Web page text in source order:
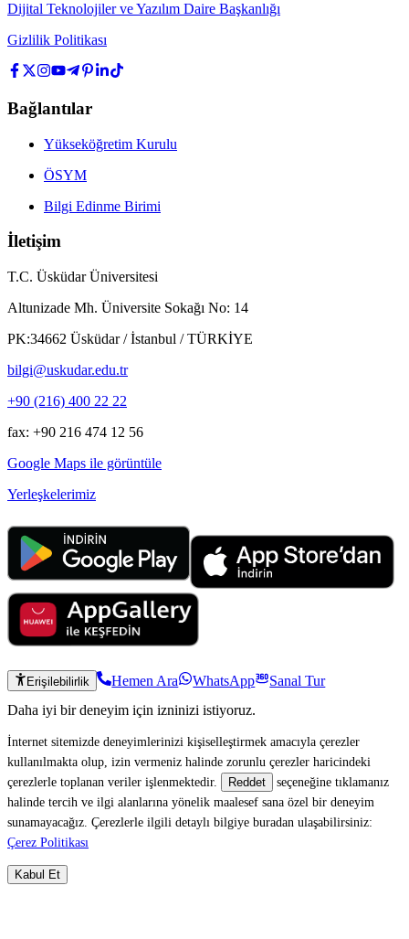
Dijital Teknolojiler ve Yazılım Daire Başkanlığı
Gizlilik Politikası
Bağlantılar
Yükseköğretim Kurulu
ÖSYM
Bilgi Edinme Birimi
İletişim
T.C. Üsküdar Üniversitesi
Altunizade Mh. Üniversite Sokağı No: 14
PK:34662 Üsküdar / İstanbul / TÜRKİYE
bilgi@uskudar.edu.tr
+90 (216) 400 22 22
fax: +90 216 474 12 56
Google Maps ile görüntüle
Yerleşkelerimiz
Erişilebilirlik Hemen Ara WhatsApp
Sanal Tur
Daha iyi bir deneyim için izninizi istiyoruz.
İnternet sitemizde deneyimlerinizi kişiselleştirmek amacıyla çerezler
kullanılmakta olup, izin vermeniz halinde zorunlu çerezler haricindeki
çerezlerle toplanan veriler işlenmektedir.
Reddet
seçeneğine tıklamanız
halinde tercih ve ilgi alanlarına yönelik maalesef sana özel bir deneyim
sunamayacağız. Çerezlerle ilgili detaylı bilgiye buradan ulaşabilirsiniz:
Çerez Politikası
Kabul Et